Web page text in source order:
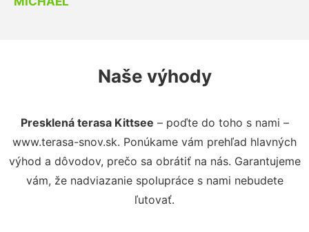
Naše výhody
Presklená terasa Kittsee – poďte do toho s nami –
www.terasa-snov.sk. Ponúkame vám prehľad hlavných
výhod a dôvodov, prečo sa obrátiť na nás. Garantujeme
vám, že nadviazanie spolupráce s nami nebudete
ľutovať.